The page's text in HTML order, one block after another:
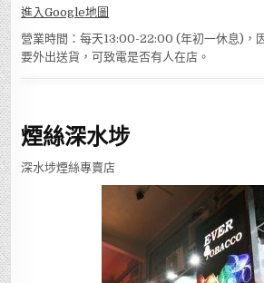
進入Google地圖
營業時間：每天13:00-22:00 (年初一休息)，
要外出送貨，可致電是否有人在店。
煙絲深水埗
深水埗煙絲專賣店